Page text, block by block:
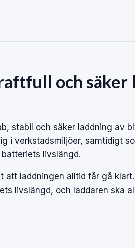
och säker
stabil och säker laddning av
i verkstadsmiljöer, samtidigt
livslängd.
att laddningen alltid får gå klart.
livslängd, och laddaren ska